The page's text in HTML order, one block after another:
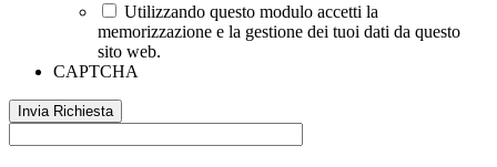
Utilizzando questo modulo accetti la
memorizzazione e la gestione dei tuoi dati da questo
sito web.
CAPTCHA